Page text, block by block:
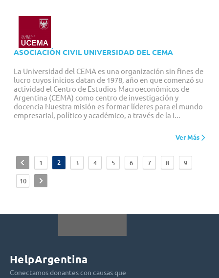
ASOCIACIÓN CIVIL UNIVERSIDAD DEL CEMA
La Universidad del CEMA es una organización sin fines de
lucro cuyos inicios datan de 1978, año en que comenzó su
actividad el Centro de Estudios Macroeconómicos de
Argentina (CEMA) como centro de investigación y
docencia Nuestra misión es formar líderes para el mundo
empresarial, político y académico, a través de la i...
Ver Más
< 1 2 3 4 5 6 7 8 9
10 >
HelpArgentina
Conectamos donantes con causas que